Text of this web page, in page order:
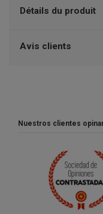
Détails du produit
Avis clients
Nuestros clientes